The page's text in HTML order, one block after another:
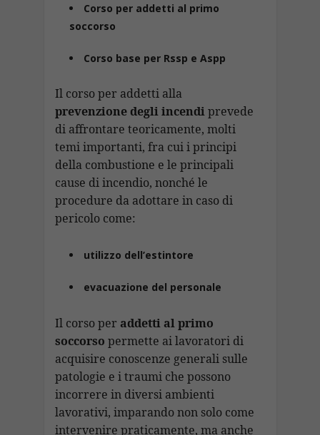
Corso per addetti al primo
soccorso
Corso base per Rssp e Aspp
Il corso per addetti alla
prevenzione degli incendiprevede
di affrontare teoricamente, molti
temi importanti, fra cui i principi
della combustione e le principali
cause di incendio, nonché le
procedure da adottare in caso di
pericolo come:
utilizzo dell’estintore
evacuazione del personale
Il corso per addetti al primo
soccorso permette ai lavoratori di
acquisire conoscenze generali sulle
patologie e i traumi che possono
incorrere in diversi ambienti
lavorativi, imparando non solo come
intervenire praticamente, ma anche